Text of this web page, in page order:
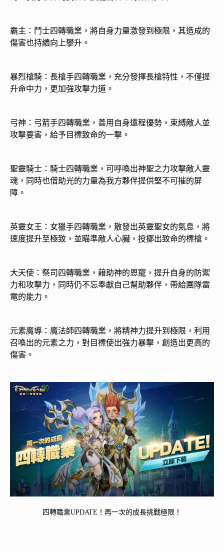
霸主：鬥士四轉職業，將自身力量激發到極限，其造成的
傷害也持續向上攀升。
暴烈槍騎：長槍手四轉職業，充分發揮長槍特性，不僅提
升命中力，更加強攻擊力道。
弓神：弓箭手四轉職業，善用自身遠程優勢，束縛敵人並
攻擊要害，給予目標致命的一擊。
聖靈騎士：騎士四轉職業，可呼喚出神聖之力攻擊敵人靈
魂，同時也借助光的力量為我方夥伴提供堅不可摧的屏
障。
英靈女王：女獵手四轉職業，散發出英靈聖女的氣息，將
速度提升至極致，並瞄準敵人心臟，投擲出致命的標槍。
大天使：祭司四轉職業，藉助神的恩寵，提升自身的防禦
力和攻擊力，同時仍不忘奉獻自己幫助夥伴，帶給團隊雷
電的能力。
元素魔導：魔法師四轉職業，將精神力提升到極限，利用
召喚出的元素之力，對目標使出強力暴擊，創造出更高的
傷害。
四轉職業UPDATE！再一次的成長挑戰極限！